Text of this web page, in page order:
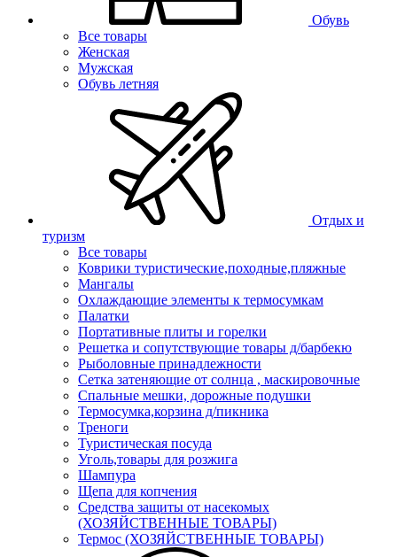
Обувь
Все товары
Женская
Мужская
Обувь летняя
Отдых и
туризм
Все товары
Коврики туристические,походные,пляжные
Мангалы
Охлаждающие элементы к термосумкам
Палатки
Портативные плиты и горелки
Решетка и сопутствующие товары д/барбекю
Рыболовные принадлежности
Сетка затеняющие от солнца , маскировочные
Спальные мешки, дорожные подушки
Термосумка,корзина д/пикника
Треноги
Туристическая посуда
Уголь,товары для розжига
Шампура
Щепа для копчения
Средства защиты от насекомых
(ХОЗЯЙСТВЕННЫЕ ТОВАРЫ)
Термос (ХОЗЯЙСТВЕННЫЕ ТОВАРЫ)